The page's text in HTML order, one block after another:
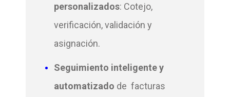
personalizados: Cotejo,
verificación, validación y
asignación.
Seguimiento inteligente y
automatizado de facturas